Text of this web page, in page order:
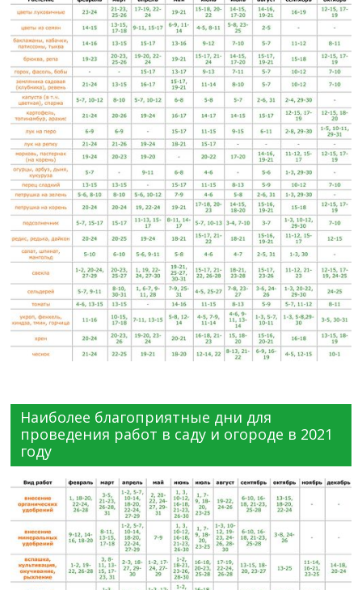
Наиболее благоприятные дни для
проведения работ в саду и огороде в 2021
году